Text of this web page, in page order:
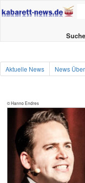
Aktuelle News News
© Hanno Endres